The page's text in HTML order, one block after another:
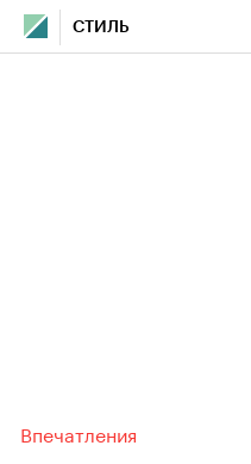
СТИЛЬ
Впечатления